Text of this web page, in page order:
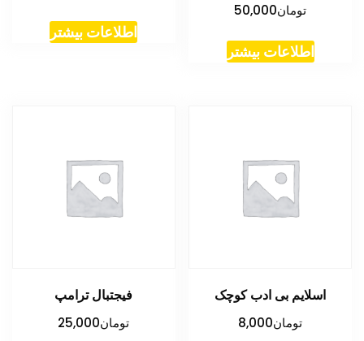
تومان50,000
اطلاعات بیشتر
اطلاعات بیشتر
اسلایم بی ادب کوچک
تومان8,000
فیجتبال ترامپ
تومان25,000